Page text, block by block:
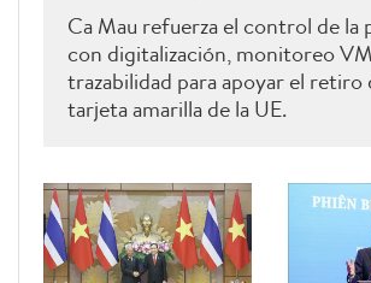
Ca Mau refuerza el control de la
con digitalización, monitoreo
trazabilidad para apoyar el retiro
tarjeta amarilla de la UE.